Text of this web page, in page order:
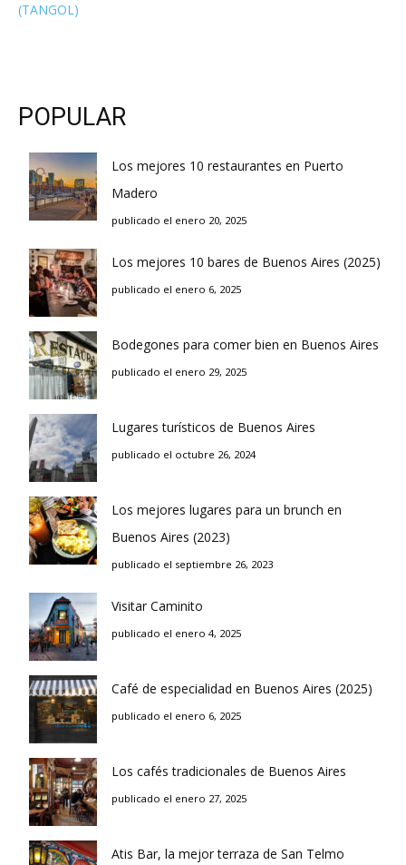
(TANGOL)
POPULAR
Los mejores 10 restaurantes en Puerto
Madero
publicado el enero 20, 2025
Los mejores 10 bares de Buenos Aires (2025)
publicado el enero 6, 2025
Bodegones para comer bien en Buenos Aires
publicado el enero 29, 2025
Lugares turísticos de Buenos Aires
publicado el octubre 26, 2024
Los mejores lugares para un brunch en
Buenos Aires (2023)
publicado el septiembre 26, 2023
Visitar Caminito
publicado el enero 4, 2025
Café de especialidad en Buenos Aires (2025)
publicado el enero 6, 2025
Los cafés tradicionales de Buenos Aires
publicado el enero 27, 2025
Atis Bar, la mejor terraza de San Telmo